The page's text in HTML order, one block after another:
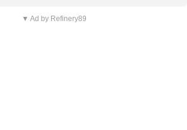
▼ Ad by Refinery89